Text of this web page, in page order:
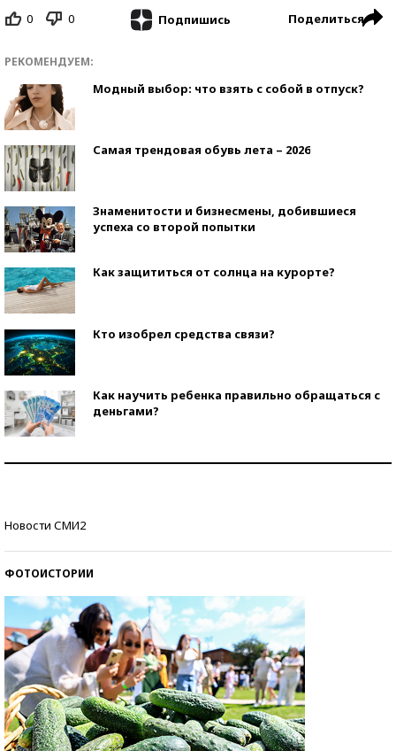
0 0 Подпишись Поделиться
РЕКОМЕНДУЕМ:
Модный выбор: что взять с собой в отпуск?
Самая трендовая обувь лета – 2026
Знаменитости и бизнесмены, добившиеся
успеха со второй попытки
Как защититься от солнца на курорте?
Кто изобрел средства связи?
Как научить ребенка правильно обращаться с
деньгами?
Новости СМИ2
ФОТОИСТОРИИ